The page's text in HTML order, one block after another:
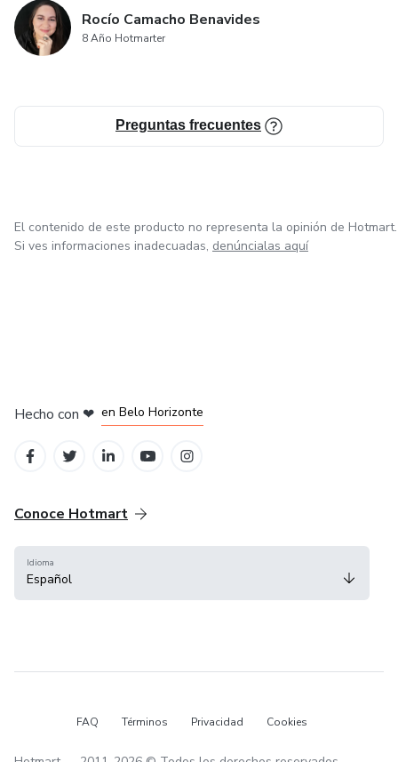
Rocío Camacho Benavides
8 Año Hotmarter
Preguntas frecuentes
El contenido de este producto no representa la opinión de Hotmart.
Si ves informaciones inadecuadas, denúncialas aquí
Hecho con ❤ en Belo Horizonte
Conoce Hotmart
Idioma
Español
FAQ Términos Privacidad Cookies